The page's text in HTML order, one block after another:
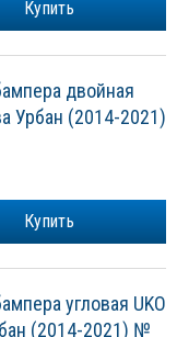
Купить
двойная
Урбан (2014-2021)
Купить
угловая UKO
(2014-2021) №